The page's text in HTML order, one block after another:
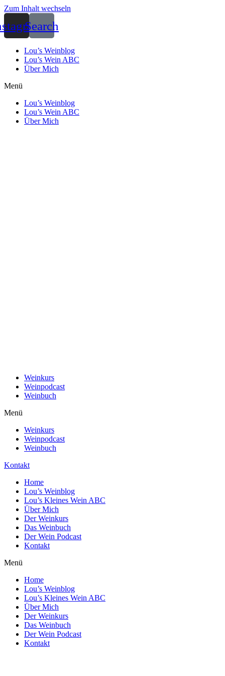
Zum Inhalt wechseln
Search
Lou’s Weinblog
Lou’s Wein ABC
Über Mich
Menü
Lou’s Weinblog
Lou’s Wein ABC
Über Mich
Weinkurs
Weinpodcast
Weinbuch
Menü
Weinkurs
Weinpodcast
Weinbuch
Kontakt
Home
Lou’s Weinblog
Lou’s Kleines Wein ABC
Über Mich
Der Weinkurs
Das Weinbuch
Der Wein Podcast
Kontakt
Menü
Home
Lou’s Weinblog
Lou’s Kleines Wein ABC
Über Mich
Der Weinkurs
Das Weinbuch
Der Wein Podcast
Kontakt